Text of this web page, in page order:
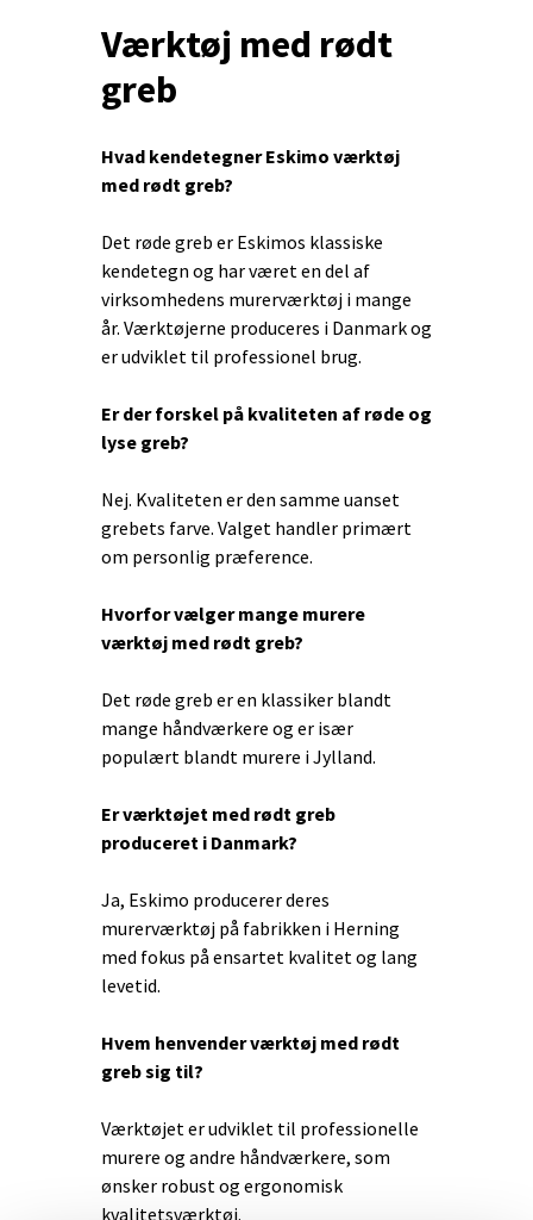
Værktøj med rødt
greb
Hvad kendetegner Eskimo værktøj
med rødt greb?
Det røde greb er Eskimos klassiske
kendetegn og har været en del af
virksomhedens murerværktøj i mange
år. Værktøjerne produceres i Danmark og
er udviklet til professionel brug.
Er der forskel på kvaliteten af røde og
lyse greb?
Nej. Kvaliteten er den samme uanset
grebets farve. Valget handler primært
om personlig præference.
Hvorfor vælger mange murere
værktøj med rødt greb?
Det røde greb er en klassiker blandt
mange håndværkere og er især
populært blandt murere i Jylland.
Er værktøjet med rødt greb
produceret i Danmark?
Ja, Eskimo producerer deres
murerværktøj på fabrikken i Herning
med fokus på ensartet kvalitet og lang
levetid.
Hvem henvender værktøj med rødt
greb sig til?
Værktøjet er udviklet til professionelle
murere og andre håndværkere, som
ønsker robust og ergonomisk
kvalitetsværktøj.